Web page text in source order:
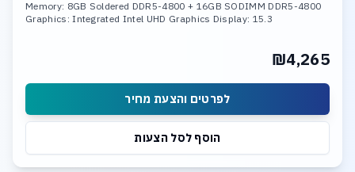
Memory: 8GB Soldered DDR5-4800 + 16GB SODIMM DDR5-4800
Graphics: Integrated Intel UHD Graphics Display: 15.3
₪4,265
לפרטים והצעת מחיר
הוסף לסל הצעות